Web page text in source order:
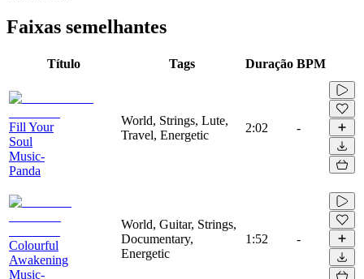
Faixas semelhantes
Título Tags Duração BPM
Fill Your
Soul
Music-
Panda
World, Strings, Lute,
Travel, Energetic
2:02 -
Colourful
Awakening
Music-
World, Guitar, Strings,
Documentary,
Energetic
1:52 -